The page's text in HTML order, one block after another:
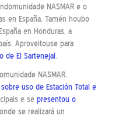
NASMAR e o
en España. Tamén houbo
en Honduras, a
Aproveitouse para
de El Sartenejal .
NASMAR,
uso de Estación Total e
e se presentou o
se realizará un